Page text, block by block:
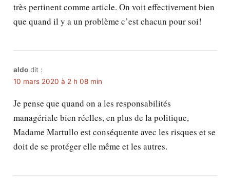
très pertinent comme article. On voit effectivement bien
que quand il y a un problème c’est chacun pour soi!
aldo dit :
10 mars 2020 à 2 h 08 min
Je pense que quand on a les responsabilités
managériale bien réelles, en plus de la politique,
Madame Martullo est conséquente avec les risques et se
doit de se protéger elle même et les autres.